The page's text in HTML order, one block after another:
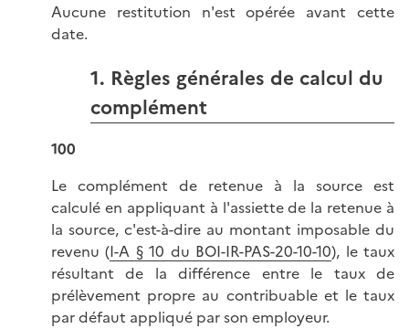
Aucune restitution n'est opérée avant cette
date.
1. Règles générales de calcul du
complément
100
Le complément de retenue à la source est
calculé en appliquant à l'assiette de la retenue à
la source, c'est-à-dire au montant imposable du
revenu (I-A § 10 du BOI-IR-PAS-20-10-10), le taux
résultant de la différence entre le taux de
prélèvement propre au contribuable et le taux
par défaut appliqué par son employeur.